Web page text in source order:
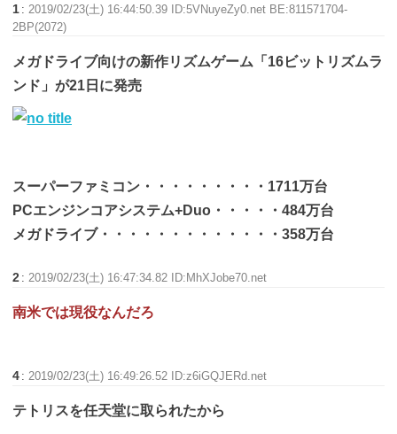
1 :2019/02/23(土) 16:44:50.39 ID:5VNuyeZy0.net BE:811571704-
2BP(2072)
メガドライブ向けの新作リズムゲーム「16ビットリズムラ
ンド」が21日に発売
スーパーファミコン・・・・・・・・・1711万台
PCエンジンコアシステム+Duo・・・・・484万台
メガドライブ・・・・・・・・・・・・・358万台
2 : 2019/02/23(土) 16:47:34.82 ID:MhXJobe70.net
南米では現役なんだろ
4 : 2019/02/23(土) 16:49:26.52 ID:z6iGQJERd.net
テトリスを任天堂に取られたから